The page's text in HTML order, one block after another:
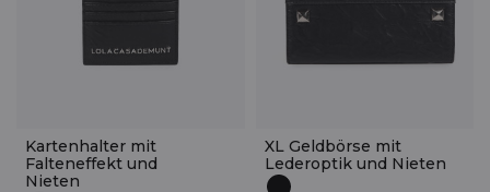
Kartenhalter mit
Falteneffekt und
Nieten
XL Geldbörse mit
Lederoptik und Nieten